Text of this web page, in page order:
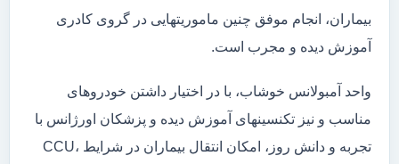
بیماران، انجام موفق چنین ماموریتهایی در گروی کادری
آموزش دیده و مجرب است.
واحد آمبولانس خوشاب، با در اختیار داشتن خودروهای
مناسب و نیز تکنسینهای آموزش دیده و پزشکان اورژانس با
تجربه و دانش روز، امکان انتقال بیماران در شرایط CCU،